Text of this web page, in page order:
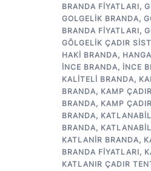
BRANDA FIYATLARI,
GOLGELIK BRANDA,
BRANDA FIYATLARI,
GÖLGELIK ÇADIR
HAKI BRANDA,
INCE BRANDA, INCE
KALITELI BRANDA,
BRANDA, KAMP
BRANDA, KAMP
BRANDA,
BRANDA,
KATLANIR BRANDA,
BRANDA FIYATLARI,
KATLANIR ÇADIR